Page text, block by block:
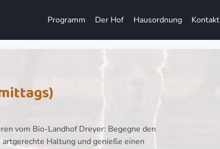
Programm Der Hof Hausordnung Kontakt
vom Bio-Landhof Dreyer: Begegne den
Haltung und genieße einen